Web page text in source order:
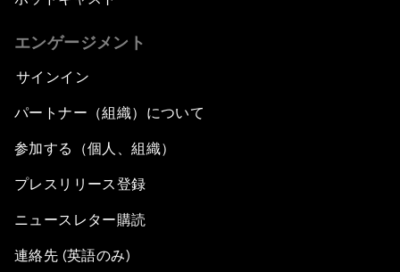
エンゲージメント
サインイン
パートナー（組織）について
参加する（個人、組織）
プレスリリース登録
ニュースレター購読
連絡先 (英語のみ)